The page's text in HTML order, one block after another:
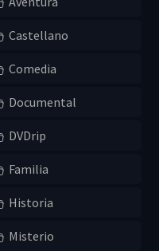
Castellano
Comedia
Documental
DVDrip
Familia
Historia
Misterio